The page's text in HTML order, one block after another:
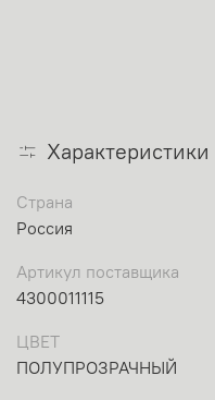
Характеристики
Страна
Россия
Артикул поставщика
4300011115
ЦВЕТ
ПОЛУПРОЗРАЧНЫЙ